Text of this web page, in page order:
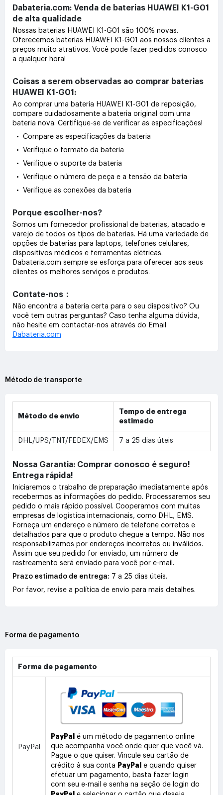
Dabateria.com: Venda de baterias HUAWEI K1-G01
de alta qualidade
Nossas baterias HUAWEI K1-G01 são 100% novas.
Oferecemos baterias HUAWEI K1-G01 aos nossos clientes a
preços muito atrativos. Você pode fazer pedidos conosco
a qualquer hora!
Coisas a serem observadas ao comprar baterias
HUAWEI K1-G01:
Ao comprar uma bateria HUAWEI K1-G01 de reposição,
compare cuidadosamente a bateria original com uma
bateria nova. Certifique-se de verificar as especificações!
• Compare as especificações da bateria
• Verifique o formato da bateria
• Verifique o suporte da bateria
• Verifique o número de peça e a tensão da bateria
• Verifique as conexões da bateria
Porque escolher-nos?
Somos um fornecedor profissional de baterias, atacado e
varejo de todos os tipos de baterias. Há uma variedade de
opções de baterias para laptops, telefones celulares,
dispositivos médicos e ferramentas elétricas.
Dabateria.com sempre se esforça para oferecer aos seus
clientes os melhores serviços e produtos.
Contate-nos：
Não encontra a bateria certa para o seu dispositivo? Ou
você tem outras perguntas? Caso tenha alguma dúvida,
não hesite em contactar-nos através do Email
Dabateria.com
Método de transporte
Método de envio
Tempo de entrega
estimado
DHL/UPS/TNT/FEDEX/EMS 7 a 25 dias úteis
Nossa Garantia: Comprar conosco é seguro!
Entrega rápida!
Iniciaremos o trabalho de preparação imediatamente após
recebermos as informações do pedido. Processaremos seu
pedido o mais rápido possível. Cooperamos com muitas
empresas de logística internacionais, como DHL, EMS.
Forneça um endereço e número de telefone corretos e
detalhados para que o produto chegue a tempo. Não nos
responsabilizamos por endereços incorretos ou inválidos.
Assim que seu pedido for enviado, um número de
rastreamento será enviado para você por e-mail.
Prazo estimado de entrega: 7 a 25 dias úteis.
Por favor, revise a política de envio para mais detalhes.
Forma de pagamento
Forma de pagamento
PayPal
PayPal
é um método de pagamento online
que acompanha você onde quer que você vá.
Pague o que quiser. Vincule seu cartão de
crédito à sua conta PayPal
e quando quiser
efetuar um pagamento, basta fazer login
com seu e-mail e senha na seção de login do